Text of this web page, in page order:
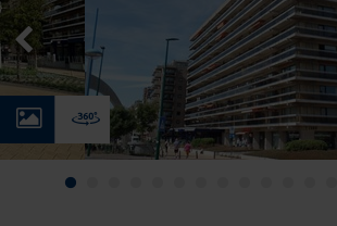
Virtual